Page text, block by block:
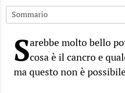
Sarebbe molto bello
cosa è il cancro e
ma questo non è